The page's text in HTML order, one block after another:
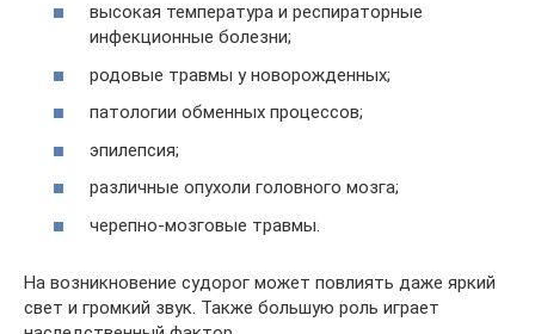
высокая температура и респираторные
инфекционные болезни;
родовые травмы у новорожденных;
патологии обменных процессов;
эпилепсия;
различные опухоли головного мозга;
черепно-мозговые травмы.
На возникновение судорог может повлиять даже яркий
свет и громкий звук. Также большую роль играет